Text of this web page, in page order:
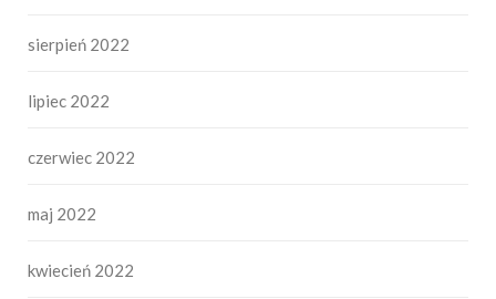
sierpień 2022
lipiec 2022
czerwiec 2022
maj 2022
kwiecień 2022